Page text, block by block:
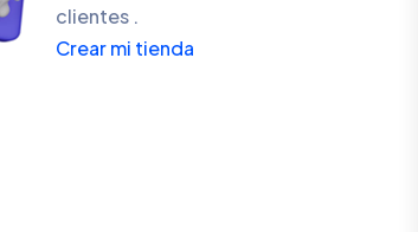
clientes .
Crear mi tienda